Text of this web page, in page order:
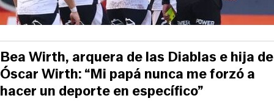
Bea Wirth, arquera de las Diablas e hija de
Óscar Wirth: “Mi papá nunca me forzó a
hacer un deporte en específico”